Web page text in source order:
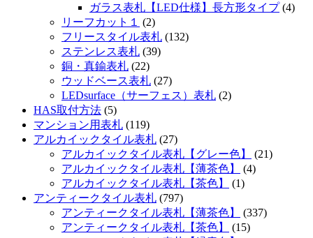
ガラス表札【LED仕様】長方形タイプ(4)
リーフカット１
(2)
フリースタイル表札 (132)
ステンレス表札 (39)
銅・真鍮表札 (22)
ウッドベース表札 (27)
LEDsurface（サーフェス）表札 (2)
HAS取付方法 (5)
マンション用表札 (119)
アルカイックタイル表札 (27)
アルカイックタイル表札【グレー色】
(21)
アルカイックタイル表札【薄茶色】
(4)
アルカイックタイル表札【茶色】
(1)
アンティークタイル表札 (797)
アンティークタイル表札【薄茶色】
(337)
アンティークタイル表札【茶色】
(15)